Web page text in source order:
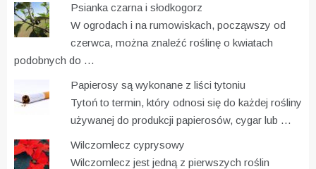
Psianka czarna i słodkogorz
W ogrodach i na rumowiskach, począwszy od
czerwca, można znaleźć roślinę o kwiatach
podobnych do …
Papierosy są wykonane z liści tytoniu
Tytoń to termin, który odnosi się do każdej rośliny
używanej do produkcji papierosów, cygar lub …
Wilczomlecz cyprysowy
Wilczomlecz jest jedną z pierwszych roślin